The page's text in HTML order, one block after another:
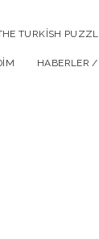
TURKISH
HABERLER